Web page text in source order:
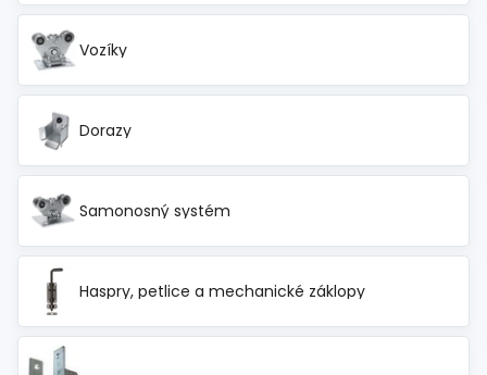
Vozíky
Dorazy
Samonosný systém
Haspry, petlice a mechanické záklopy